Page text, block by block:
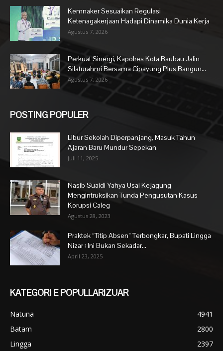
Kemnaker Sesuaikan Regulasi
Ketenagakerjaan Hadapi Dinamika Dunia Kerja
Agustus 7, 2026
Perkuat Sinergi, Kapolres Kota Baubau Jalin
Silaturahmi Bersama Cipayung Plus Bangun...
Agustus 7, 2026
POSTING POPULER
Libur Sekolah Diperpanjang, Masuk Tahun
Ajaran Baru Mundur Sepekan
Juli 11, 2025
Nasib Suaidi Yahya Usai Kejagung
Mengintruksikan Tunda Pengusutan Kasus
Korupsi Caleg
Agustus 28, 2023
Praktek “Titip Absen” Terbongkar, Bupati Lingga
Nizar : Ini Bukan Sekadar...
April 23, 2025
KATEGORI E POPULLARIZUAR
Natuna
4941
Batam
2800
Lingga
2397